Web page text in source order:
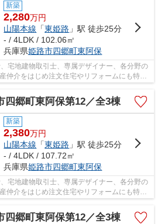
新築
2,280万円
山陽本線 「東姫路 」駅 徒歩25分
- / 4LDK / 102.06㎡
兵庫県姫路市四郷町東阿保
宅地建物取引士、専属デザイナー、各分野の
仲介をはじめ注文住宅やリフォームにも特化
四郷町東阿保第12／全3棟
新築
2,380万円
山陽本線 「東姫路 」駅 徒歩25分
- / 4LDK / 107.72㎡
兵庫県姫路市四郷町東阿保
宅地建物取引士、専属デザイナー、各分野の
仲介をはじめ注文住宅やリフォームにも特化
四郷町東阿保第12／全3棟